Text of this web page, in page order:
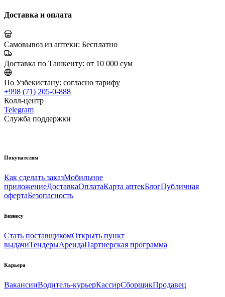
Доставка и оплата
Самовывоз из аптеки: Бесплатно
Доставка по Ташкенту: от 10 000 сум
По Узбекистану: согласно тарифу
+998 (71) 205-0-888
Колл-центр
Telegram
Служба поддержки
Покупателям
Как сделать заказМобильное
приложениеДоставкаОплатаКарта аптекБлогПубличная
офертаБезопасность
Бизнесу
Стать поставщикомОткрыть пункт
выдачиТендерыАрендаПартнерская программа
Карьера
ВакансииВодитель-курьерКассирСборщикПродавец